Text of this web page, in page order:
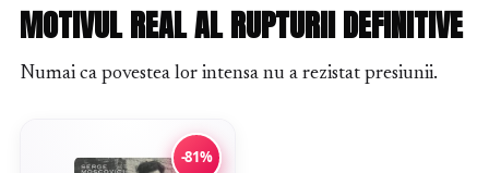
MOTIVUL REAL AL RUPTURII DEFINITIVE
Numai ca povestea lor intensa nu a rezistat presiunii.
-81%